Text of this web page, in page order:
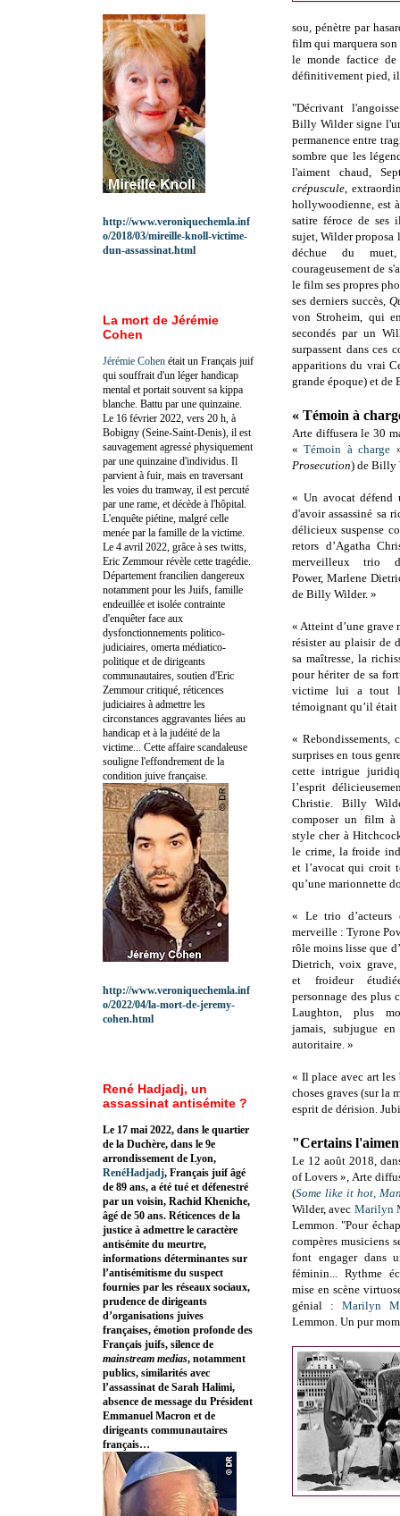
sou, pénètre par
film qui marquera
le monde factice
définitivement pied, il
"Décrivant
Billy Wilder signe
permanence entre
sombre que les
l'aiment chaud,
crépuscule,
hollywoodienne, est
satire féroce de ses
sujet, Wilder proposa
déchue du
courageusement de
le film ses propres
ses derniers succès,
von Stroheim, qui
secondés par un
surpassent dans ces
apparitions du vrai
grande époque) et de
« Témoin à
Arte diffusera le 30
«Témoin à charge
Prosecution) de Billy
« Un avocat défend
d'avoir assassiné sa
délicieux suspense
retors d’Agatha
merveilleux trio
Power, Marlene
de Billy Wilder. »
« Atteint d’une grave
résister au plaisir de
sa maîtresse, la
pour hériter de sa
victime lui a tout
témoignant qu’il
« Rebondissements,
surprises en tous
cette intrigue
l’esprit
Christie. Billy
composer un film à
style cher à
le crime, la froide
et l’avocat qui croit
qu’une marionnette
« Le trio d’acteurs
merveille : Tyrone
rôle moins lisse que
Dietrich, voix
et froideur
personnage des plus
Laughton, plus
jamais, subjugue
autoritaire. »
« Il place avec art
choses graves (sur la
esprit de dérision.
"Certains
Le 12 août 2018,
of Lovers », Arte
(Some like it hot,
Wilder, avec Marilyn
Lemmon. "Pour
compères musiciens
font engager dans
féminin... Rythme
mise en scène
génial :Marilyn
Lemmon. Un pur
http://www.veroniquechemla.inf
o/2018/03/mireille-knoll-victime-
dun-assassinat.html
La mort de Jérémie
Cohen
Jérémie Cohen était un Français juif
qui souffrait d'un léger handicap
mental et portait souvent sa kippa
blanche. Battu par une quinzaine.
Le 16 février 2022, vers 20 h, à
Bobigny (Seine-Saint-Denis), il est
sauvagement agressé physiquement
par une quinzaine d'individus. Il
parvient à fuir, mais en traversant
les voies du tramway, il est percuté
par une rame, et décède à l'hôpital.
L'enquête piétine, malgré celle
menée par la famille de la victime.
Le 4 avril 2022, grâce à ses twitts,
Eric Zemmour révèle cette tragédie.
Département francilien dangereux
notamment pour les Juifs, famille
endeuillée et isolée contrainte
d'enquêter face aux
dysfonctionnements politico-
judiciaires, omerta médiatico-
politique et de dirigeants
communautaires, soutien d'Eric
Zemmour critiqué, réticences
judiciaires à admettre les
circonstances aggravantes liées au
handicap et à la judéité de la
victime... Cette affaire scandaleuse
souligne l'effondrement de la
condition juive française.
http://www.veroniquechemla.inf
o/2022/04/la-mort-de-jeremy-
cohen.html
René Hadjadj, un
assassinat antisémite ?
Le 17 mai 2022, dans le quartier
de la Duchère, dans le 9e
arrondissement de Lyon,
RenéHadjadj, Français juif âgé
de 89 ans, a été tué et défenestré
par un voisin, Rachid Kheniche,
âgé de 50 ans. Réticences de la
justice à admettre le caractère
antisémite du meurtre,
informations déterminantes sur
l’antisémitisme du suspect
fournies par les réseaux sociaux,
prudence de dirigeants
d’organisations juives
françaises, émotion profonde des
Français juifs, silence de
mainstream medias, notamment
publics, similarités avec
l’assassinat de Sarah Halimi,
absence de message du Président
Emmanuel Macron et de
dirigeants communautaires
français…